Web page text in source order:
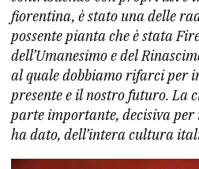
fiorentina, è stato una delle
possente pianta che è stata
dell’Umanesimo e del
al quale dobbiamo rifarci per
presente e il nostro futuro. La
parte importante, decisiva
ha dato, dell’intera cultura